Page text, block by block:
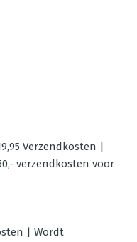
Verzendkosten |
verzendkosten voor
| Wordt